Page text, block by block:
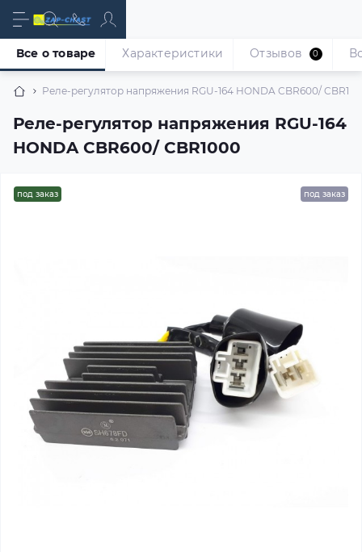
Реле-регулятор напряжения RGU-164 HONDA CBR600/
Реле-регулятор напряжения RGU-164
HONDA CBR600/ CBR1000
Все о товаре Характеристики Отзывов 0
под заказ под заказ